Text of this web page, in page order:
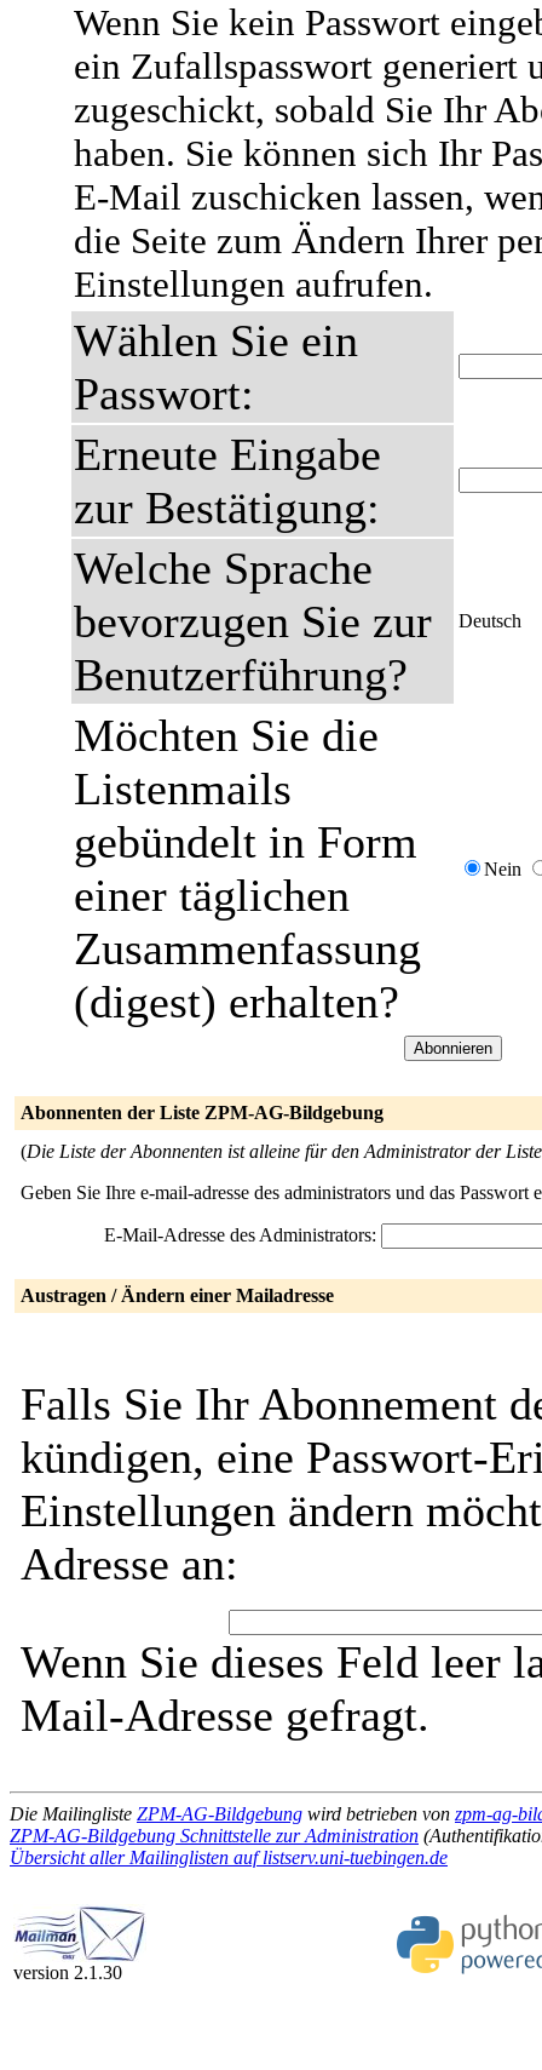
Wenn Sie kein Passwort
ein Zufallspasswort generiert
zugeschickt, sobald Sie Ihr
haben. Sie können sich Ihr
E-Mail zuschicken lassen,
die Seite zum Ändern Ihrer
Einstellungen aufrufen.
Wählen Sie ein
Passwort:
Erneute Eingabe
zur Bestätigung:
Welche Sprache
bevorzugen Sie zur
Benutzerführung?
Deutsch
Möchten Sie die
Listenmails
gebündelt in Form
einer täglichen
Zusammenfassung
(digest) erhalten?
Nein
Abonnenten der Liste ZPM-AG-Bildgebung
(Die Liste der Abonnenten ist alleine für den Administrator der
Geben Sie Ihre e-mail-adresse des administrators und das
E-Mail-Adresse des Administrators:
Austragen / Ändern einer Mailadresse
Falls Sie Ihr Abonnement
kündigen, eine Passwort-
Einstellungen ändern
Adresse an:
Wenn Sie dieses Feld leer
Mail-Adresse gefragt.
Die Mailingliste ZPM-AG-Bildgebung wird betrieben von zpm-ag-
ZPM-AG-Bildgebung Schnittstelle zur Administration
Übersicht aller Mailinglisten auf listserv.uni-tuebingen.de
version 2.1.30